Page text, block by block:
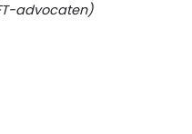
advocaten)